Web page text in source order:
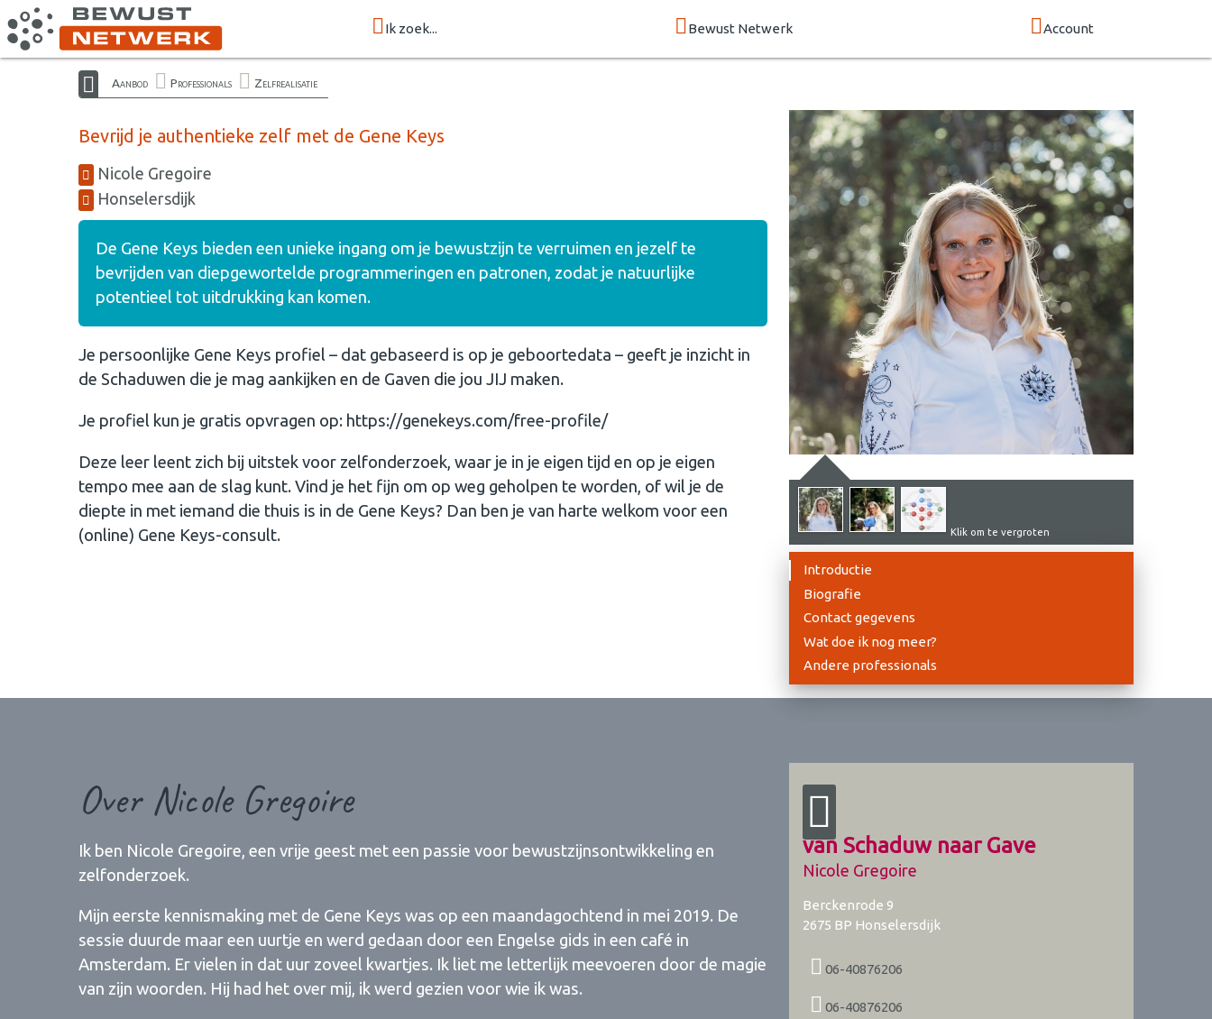
Ik zoek... Bewust Netwerk Account
Aanbod Professionals Zelfrealisatie
Bevrijd je authentieke zelf met de Gene Keys
Nicole Gregoire
Honselersdijk
De Gene Keys bieden een unieke ingang om je bewustzijn te verruimen en jezelf te
bevrijden van diepgewortelde programmeringen en patronen, zodat je natuurlijke
potentieel tot uitdrukking kan komen.
Je persoonlijke Gene Keys profiel – dat gebaseerd is op je geboortedata – geeft je inzicht in
de Schaduwen die je mag aankijken en de Gaven die jou JIJ maken.
Je profiel kun je gratis opvragen op: https://genekeys.com/free-profile/
Deze leer leent zich bij uitstek voor zelfonderzoek, waar je in je eigen tijd en op je eigen
tempo mee aan de slag kunt. Vind je het fijn om op weg geholpen te worden, of wil je de
diepte in met iemand die thuis is in de Gene Keys? Dan ben je van harte welkom voor een
(online) Gene Keys-consult.
Klik om te vergroten
Introductie
Biografie
Contact gegevens
Wat doe ik nog meer?
Andere professionals
Over Nicole Gregoire
Ik ben Nicole Gregoire, een vrije geest met een passie voor bewustzijnsontwikkeling en
zelfonderzoek.
Mijn eerste kennismaking met de Gene Keys was op een maandagochtend in mei 2019. De
sessie duurde maar een uurtje en werd gedaan door een Engelse gids in een café in
Amsterdam. Er vielen in dat uur zoveel kwartjes. Ik liet me letterlijk meevoeren door de magie
van zijn woorden. Hij had het over mij, ik werd gezien voor wie ik was.
van Schaduw naar Gave
Nicole Gregoire
Berckenrode 9
2675 BP Honselersdijk
06-40876206
06-40876206